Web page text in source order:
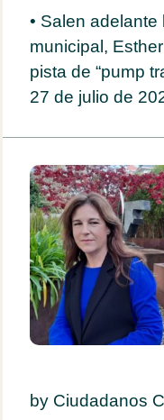
• Salen
municipal,
pista de “pump
27 de julio de
by Ciudadanos